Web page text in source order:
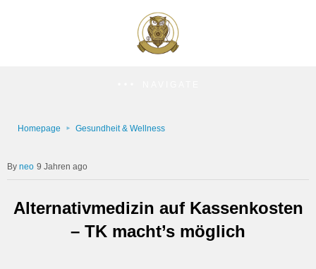
Homepage Gesundheit & Wellness
neo 9 Jahren ago
Alternativmedizin auf Kassenkosten
– TK macht’s möglich